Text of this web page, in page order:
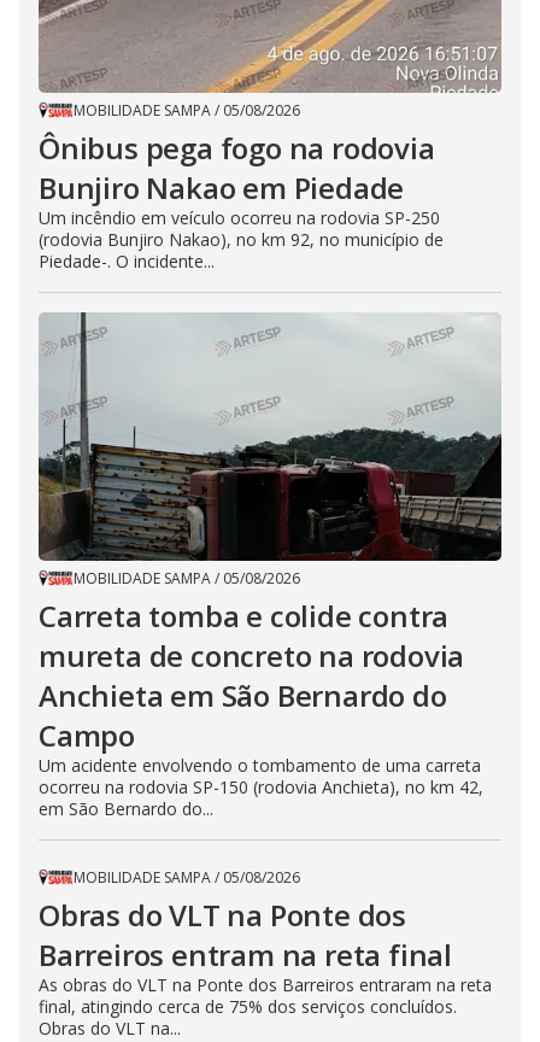
i
d
e
o
MOBILIDADE SAMPA/ 05/08/2026
Ônibus pega fogo na rodovia
Bunjiro Nakao em Piedade
Um incêndio em veículo ocorreu na rodovia SP-250
(rodovia Bunjiro Nakao), no km 92, no município de
Piedade-. O incidente...
MOBILIDADE SAMPA/ 05/08/2026
Carreta tomba e colide contra
mureta de concreto na rodovia
Anchieta em São Bernardo do
Campo
Um acidente envolvendo o tombamento de uma carreta
ocorreu na rodovia SP-150 (rodovia Anchieta), no km 42,
em São Bernardo do...
MOBILIDADE SAMPA/ 05/08/2026
Obras do VLT na Ponte dos
Barreiros entram na reta final
As obras do VLT na Ponte dos Barreiros entraram na reta
final, atingindo cerca de 75% dos serviços concluídos.
Obras do VLT na...